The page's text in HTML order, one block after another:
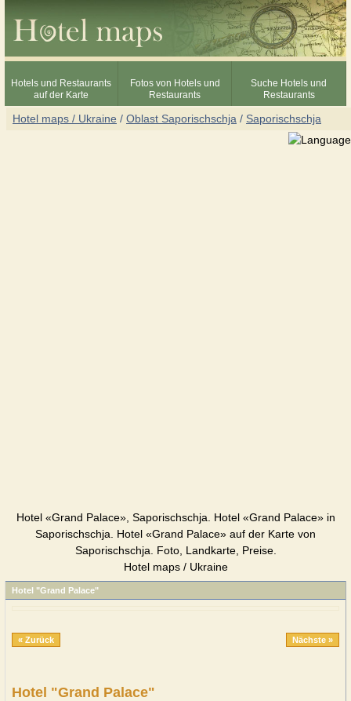
Hotels und Restaurants
auf der Karte
Fotos von Hotels und
Restaurants
Suche Hotels und
Restaurants
Hotel maps / Ukraine / Oblast Saporischschja / Saporischschja
Hotel «Grand Palace», Saporischschja. Hotel «Grand Palace» in
Saporischschja. Hotel «Grand Palace» auf der Karte von
Saporischschja. Foto, Landkarte, Preise.
Hotel maps / Ukraine
Hotel "Grand Palace"
« Zurück Nächste »
Hotel "Grand Palace"